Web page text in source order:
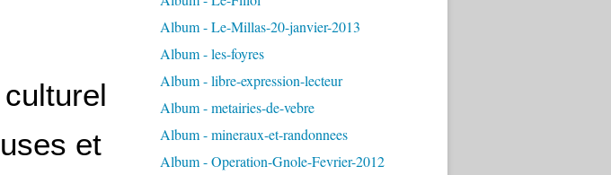
et
Album - Le-Millas-20-janvier-2013
Album - les-foyres
Album - libre-expression-lecteur
Album - metairies-de-vebre
Album - mineraux-et-randonnees
Album - Operation-Gnole-Fevrier-2012